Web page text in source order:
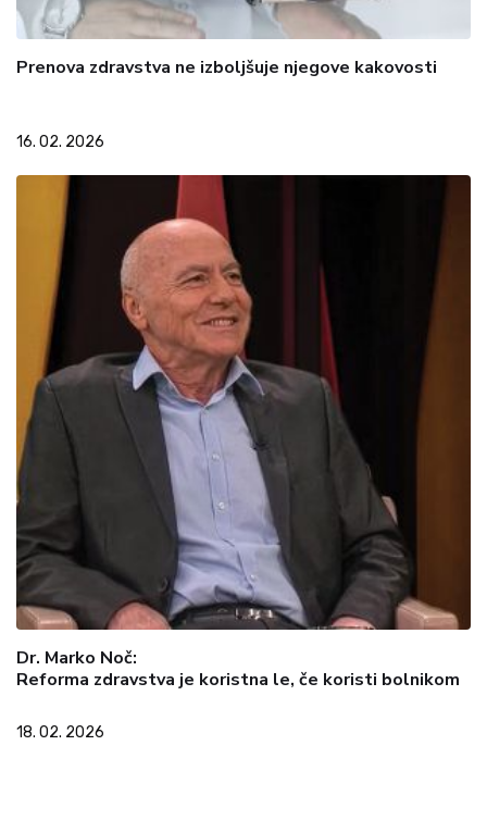
Prenova zdravstva ne izboljšuje njegove kakovosti
16. 02. 2026
Dr. Marko Noč:
Reforma zdravstva je koristna le, če koristi bolnikom
18. 02. 2026